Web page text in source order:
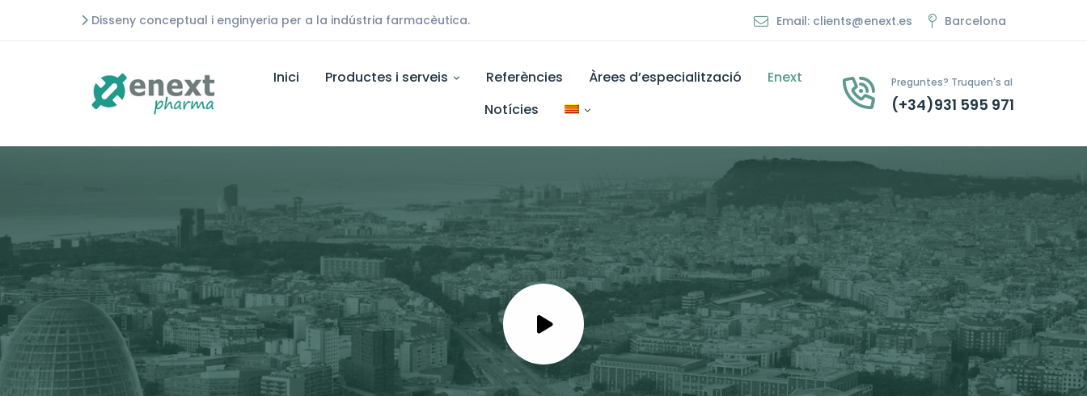
Disseny conceptual i enginyeria per a la indústria farmacèutica. Email: clients@enext.es Barcelona
Inici Productes i serveis Referències Àrees d’especialització
Enext
Notícies
Preguntes? Truquen's al
(+34)931 595 971